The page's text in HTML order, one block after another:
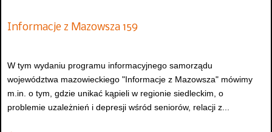
Informacje z Mazowsza 159
W tym wydaniu programu informacyjnego samorządu
województwa mazowieckiego "Informacje z Mazowsza" mówimy
m.in. o tym, gdzie unikać kąpieli w regionie siedleckim, o
problemie uzależnień i depresji wśród seniorów, relacji z...